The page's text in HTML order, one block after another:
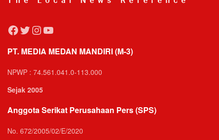
Facebook
Twitter
Instagram
YouTube
PT. MEDIA MEDAN MANDIRI (M-3)
NPWP : 74.561.041.0-113.000
Sejak 2005
Anggota Serikat Perusahaan Pers (SPS)
No. 672/2005/02/E/2020